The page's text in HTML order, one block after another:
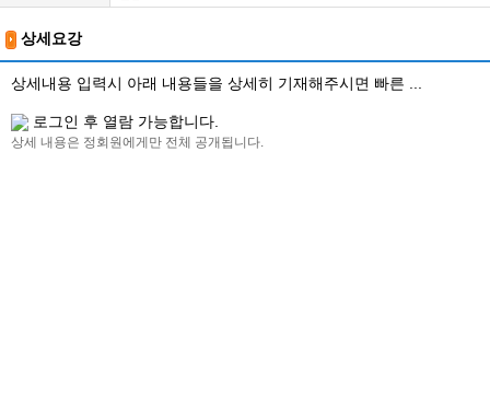
상세요강
상세내용 입력시 아래 내용들을 상세히 기재해주시면 빠른 ...
로그인 후 열람 가능합니다.
상세 내용은 정회원에게만 전체 공개됩니다.